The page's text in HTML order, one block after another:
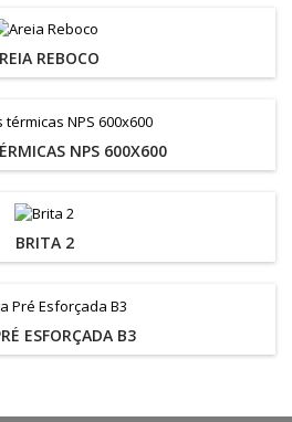
REBOCO
NPS 600X600
BRITA 2
ESFORÇADA B3